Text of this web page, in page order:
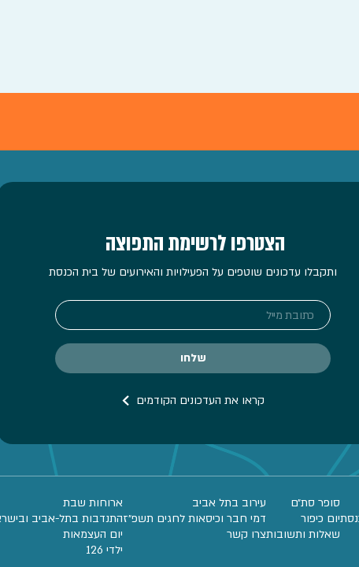
הצטרפו לרשימת התפוצה
ותקבלו עדכונים שוטפים על הפעילויות והאירועים של בית הכנסת
קראו את העדכונים הקודמים
סופר סת״ם
יום כיפור
שאלות ותשובות
עירוב בתל אביב
דמי חבר וכיסאות לחגים תשפ״ז
צרו קשר
ארוחות שבת
התנדבות בתל-אביב
יום העצמאות
ילדי 126